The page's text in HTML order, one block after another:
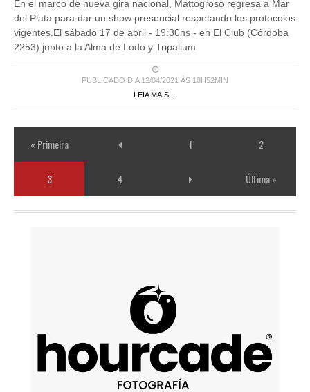
En el marco de nueva gira nacional, Mattogroso regresa a Mar
del Plata para dar un show presencial respetando los protocolos
vigentes.El sábado 17 de abril - 19:30hs - en El Club (Córdoba
2253) junto a la Alma de Lodo y Tripalium
PUBLICADO DIA 12/04/2021 ÀS 18H52MIN
LEIA MAIS ...
« Primeira 1 2
3 4 Última »